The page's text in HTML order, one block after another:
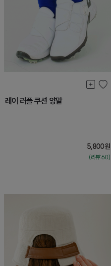
레이 러플 쿠션 양말
5,800원
(리뷰:60)